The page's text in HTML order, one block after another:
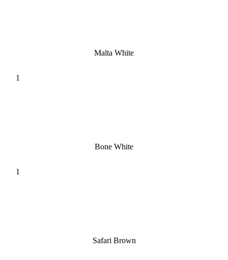
Malta White
Bone White
Safari Brown